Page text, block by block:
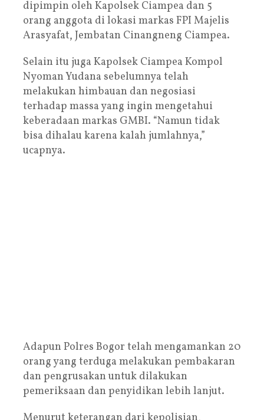
dipimpin oleh Kapolsek Ciampea dan 5
orang anggota di lokasi markas FPI Majelis
Arasyafat, Jembatan Cinangneng Ciampea.
Selain itu juga Kapolsek Ciampea Kompol
Nyoman Yudana sebelumnya telah
melakukan himbauan dan negosiasi
terhadap massa yang ingin mengetahui
keberadaan markas GMBI. “Namun tidak
bisa dihalau karena kalah jumlahnya,”
ucapnya.
Adapun Polres Bogor telah mengamankan 20
orang yang terduga melakukan pembakaran
dan pengrusakan untuk dilakukan
pemeriksaan dan penyidikan lebih lanjut.